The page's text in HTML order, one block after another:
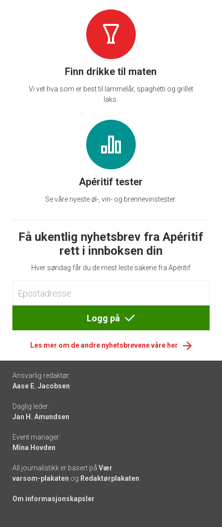
Finn drikke til maten
Vi vet hva som er best til lammelår, spaghetti og grillet
laks.
Apéritif tester
Se våre nyeste øl-, vin- og brennevinstester.
Få ukentlig nyhetsbrev fra Apéritif
rett i innboksen din
Hver søndag får du de mest leste sakene fra Apéritif
Logg på
Les mer om de andre nyhetsbrevene våre her
Footer
-
links
Ansvarlig redaktør:
Aase E. Jacobsen
Daglig leder:
Jan H. Amundsen
Event manager:
Mina Hovden
All journalistikk er basert på Vær
varsom-plakaten og Redaktørplakaten
Om informasjonskapsler